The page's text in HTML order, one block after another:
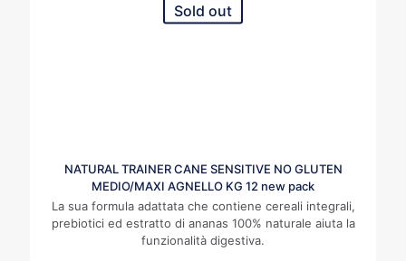
Sold out
NATURAL TRAINER CANE SENSITIVE NO GLUTEN
MEDIO/MAXI AGNELLO KG 12 new pack
La sua formula adattata che contiene cereali integrali,
prebiotici ed estratto di ananas 100% naturale aiuta la
funzionalità digestiva.